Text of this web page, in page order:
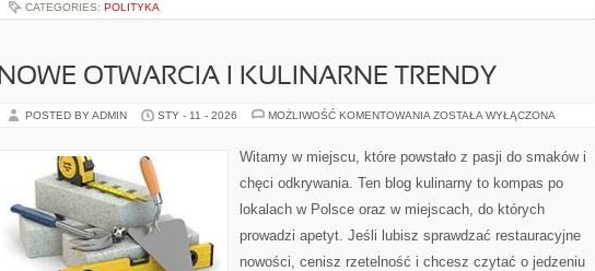
CATEGORIES: POLITYKA
NOWE OTWARCIA I KULINARNE TRENDY
POSTED BY ADMIN STY - 11 - 2026 MOŻLIWOŚĆ KOMENTOWANIA NOWE
KULINARNE
TRENDY
ZOSTAŁA WYŁĄCZONA
Witamy w miejscu, które powstało z pasji do smaków i
chęci odkrywania. Ten blog kulinarny to kompas po
lokalach w Polsce oraz w miejscach, do których
prowadzi apetyt. Jeśli lubisz sprawdzać restauracyjne
nowości, cenisz rzetelność i chcesz czytać o jedzeniu